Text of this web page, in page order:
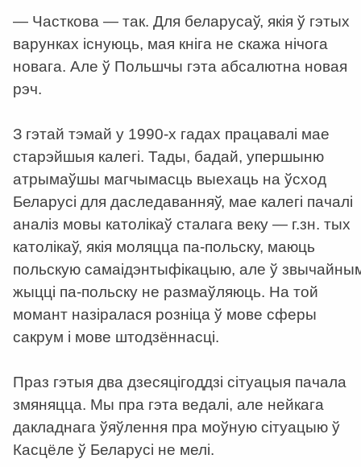
— Часткова — так. Для беларусаў, якія ў гэтых
варунках існуюць, мая кніга не скажа нічога
новага. Але ў Польшчы гэта абсалютна новая
рэч.
З гэтай тэмай у 1990-х гадах працавалі мае
старэйшыя калегі. Тады, бадай, упершыню
атрымаўшы магчымасць выехаць на ўсход
Беларусі для даследаванняў, мае калегі пачалі
аналіз мовы католікаў сталага веку — г.зн. тых
католікаў, якія моляцца па-польску, маюць
польскую самаідэнтыфікацыю, але ў
жыцці па-польску не размаўляюць. На той
момант назіралася розніца ў мове сферы
сакрум і мове штодзённасці.
Праз гэтыя два дзесяцігоддзі сітуацыя пачала
змяняцца. Мы пра гэта ведалі, але нейкага
дакладнага ўяўлення пра моўную сітуацыю ў
Касцёле ў Беларусі не мелі.